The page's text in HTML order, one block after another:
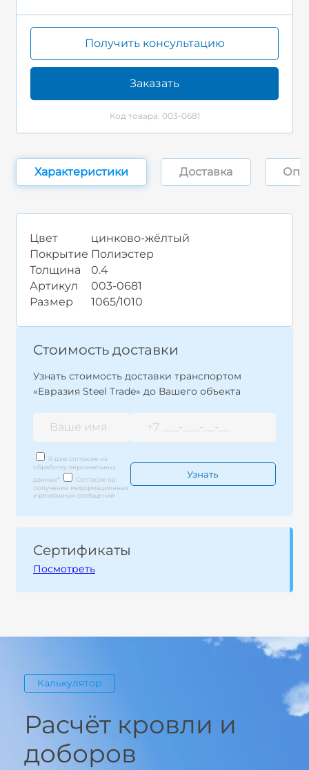
Получить консультацию
Заказать
Код товара: 003-0681
Характеристики Доставка
Цвет
цинково-жёлтый
Покрытие Полиэстер
Толщина
0.4
Артикул
003-0681
Размер
1065/1010
Стоимость доставки
Узнать стоимость доставки транспортом
«Евразия Steel Trade» до Вашего объекта
Я даю согласие на
обработку персональных
данных*
Согласие на
получение информационных
и рекламных сообщений
Сертификаты
Посмотреть
Калькулятор
Расчёт кровли и
доборов